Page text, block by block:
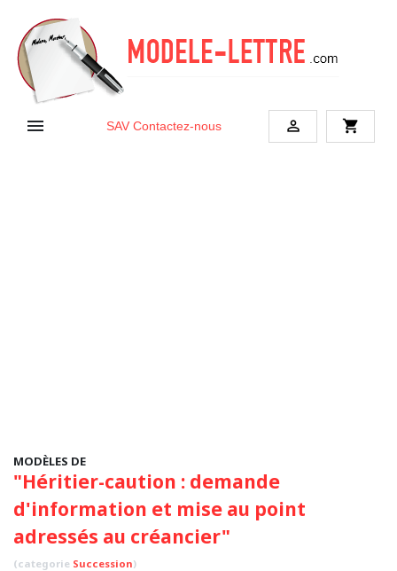
 SAV Contactez-nous  shopping_cart
MODÈLES DE
"Héritier-caution : demande
d'information et mise au point
adressés au créancier"
(categorie Succession)